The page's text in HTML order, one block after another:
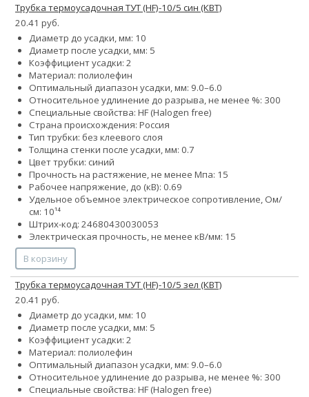
Трубка термоусадочная ТУТ (HF)-10/5 син (КВТ)
20.41 руб.
Диаметр до усадки, мм: 10
Диаметр после усадки, мм: 5
Коэффициент усадки: 2
Материал: полиолефин
Оптимальный диапазон усадки, мм: 9.0–6.0
Относительное удлинение до разрыва, не менее %: 300
Специальные свойства: HF (Halogen free)
Страна происхождения: Россия
Тип трубки: без клеевого слоя
Толщина стенки после усадки, мм: 0.7
Цвет трубки: синий
Прочность на растяжение, не менее Мпа: 15
Рабочее напряжение, до (кВ): 0.69
Удельное объемное электрическое сопротивление, Ом/
см: 10¹⁴
Штрих-код: 24680430030053
Электрическая прочность, не менее кВ/мм: 15
В корзину
Трубка термоусадочная ТУТ (HF)-10/5 зел (КВТ)
20.41 руб.
Диаметр до усадки, мм: 10
Диаметр после усадки, мм: 5
Коэффициент усадки: 2
Материал: полиолефин
Оптимальный диапазон усадки, мм: 9.0–6.0
Относительное удлинение до разрыва, не менее %: 300
Специальные свойства: HF (Halogen free)